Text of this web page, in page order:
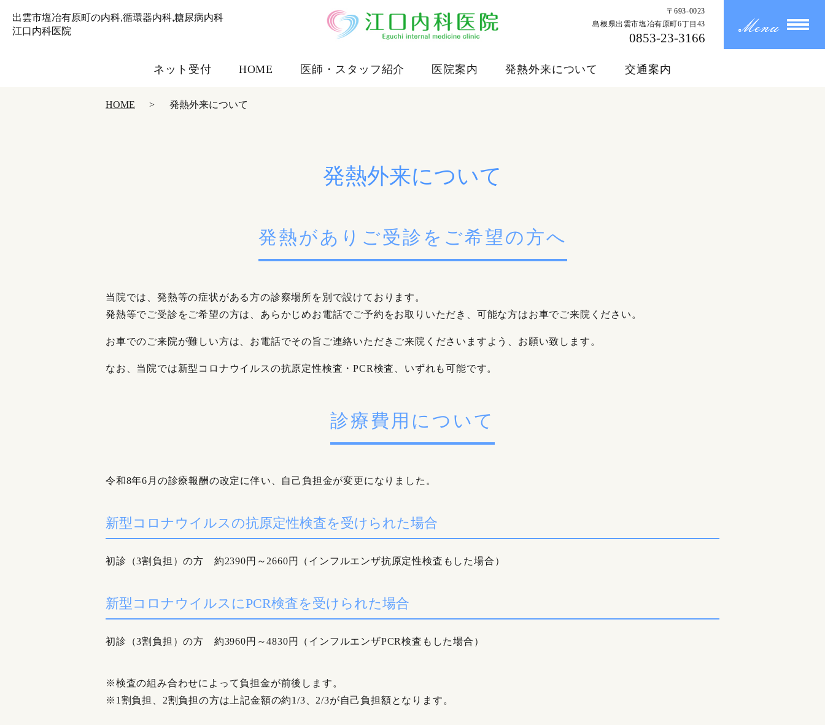
出雲市塩冶有原町の内科,循環器内科,糖尿病内科
江口内科医院
〒693-0023
島根県出雲市塩冶有原町6丁目43
0853-23-3166
ネット受付 HOME 医師・スタッフ紹介 医院案内 発熱外来について 交通案内
HOME 発熱外来について
発熱外来について
発熱がありご受診をご希望の方へ
当院では、発熱等の症状がある方の診察場所を別で設けております。
発熱等でご受診をご希望の方は、あらかじめお電話でご予約をお取りいただき、可能な方はお車でご来院ください。
お車でのご来院が難しい方は、お電話でその旨ご連絡いただきご来院くださいますよう、お願い致します。
なお、当院では新型コロナウイルスの抗原定性検査・PCR検査、いずれも可能です。
診療費用について
令和8年6月の診療報酬の改定に伴い、自己負担金が変更になりました。
新型コロナウイルスの抗原定性検査を受けられた場合
初診（3割負担）の方 約2390円～2660円（インフルエンザ抗原定性検査もした場合）
新型コロナウイルスにPCR検査を受けられた場合
初診（3割負担）の方 約3960円～4830円（インフルエンザPCR検査もした場合）
※検査の組み合わせによって負担金が前後します。
※1割負担、2割負担の方は上記金額の約1/3、2/3が自己負担額となります。